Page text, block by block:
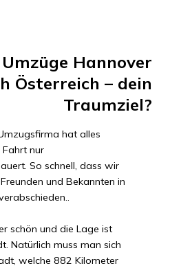
Hannover
Österreich – dein
Traumziel?
hat alles
nur
So schnell, dass wir
und Bekannten in
schön und die Lage ist
Natürlich muss man sich
welche 882 Kilometer